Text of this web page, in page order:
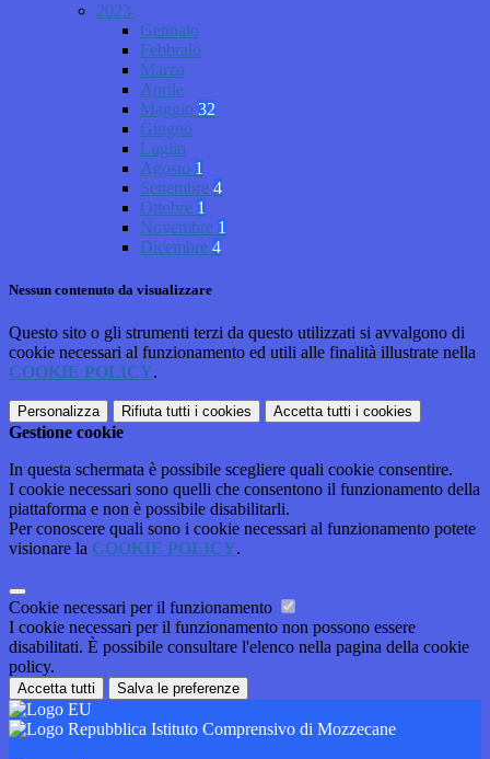
2023
Gennaio
Febbraio
Marzo
Aprile
Maggio 32
Giugno
Luglio
Agosto 1
Settembre 4
Ottobre 1
Novembre 1
Dicembre 4
Nessun contenuto da visualizzare
Questo sito o gli strumenti terzi da questo utilizzati si avvalgono di
cookie necessari al funzionamento ed utili alle finalità illustrate nella
COOKIE POLICY.
Personalizza Rifiuta tutti i cookies Accetta tutti i cookies
Gestione cookie
In questa schermata è possibile scegliere quali cookie consentire.
I cookie necessari sono quelli che consentono il funzionamento della
piattaforma e non è possibile disabilitarli.
Per conoscere quali sono i cookie necessari al funzionamento potete
visionare la COOKIE POLICY.
Cookie necessari per il funzionamento
I cookie necessari per il funzionamento non possono essere
disabilitati. È possibile consultare l'elenco nella pagina della cookie
policy.
Accetta tutti Salva le preferenze
Istituto Comprensivo di Mozzecane